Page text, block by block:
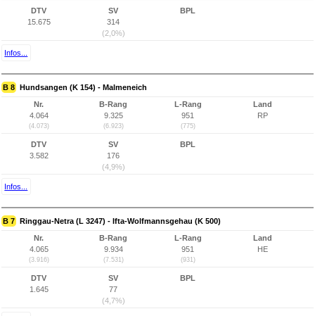
DTV
15.675
SV
314
(2,0%)
BPL
Infos...
B 8 Hundsangen (K 154) - Malmeneich
Nr.
4.064
(4.073)
B-Rang
9.325
(6.923)
L-Rang
951
(775)
Land
RP
DTV
3.582
SV
176
(4,9%)
BPL
Infos...
B 7 Ringgau-Netra (L 3247) - Ifta-Wolfmannsgehau (K 500)
Nr.
4.065
(3.916)
B-Rang
9.934
(7.531)
L-Rang
951
(931)
Land
HE
DTV
1.645
SV
77
(4,7%)
BPL